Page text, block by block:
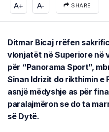
A+ A- SHARE
Ditmar Bicaj rrëfen
vlonjatët në Superiore në
për “Panorama Sport”,
Sinan Idrizit do rikthimin e
asnjë mëdyshje as për
paralajmëron se do ta
së Dytë.